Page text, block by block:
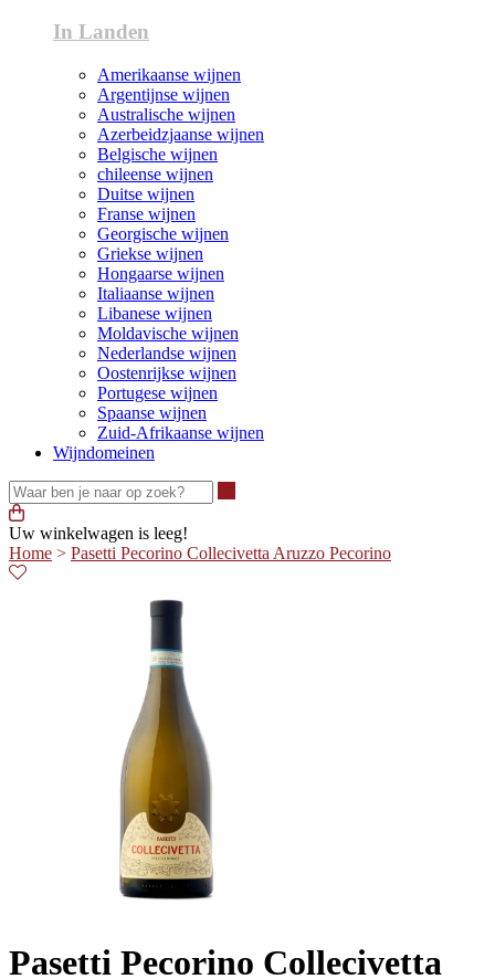
In Landen
Amerikaanse wijnen
Argentijnse wijnen
Australische wijnen
Azerbeidzjaanse wijnen
Belgische wijnen
chileense wijnen
Duitse wijnen
Franse wijnen
Georgische wijnen
Griekse wijnen
Hongaarse wijnen
Italiaanse wijnen
Libanese wijnen
Moldavische wijnen
Nederlandse wijnen
Oostenrijkse wijnen
Portugese wijnen
Spaanse wijnen
Zuid-Afrikaanse wijnen
Wijndomeinen
Uw winkelwagen is leeg!
Home > Pasetti Pecorino Collecivetta Aruzzo Pecorino
Pasetti Pecorino Collecivetta